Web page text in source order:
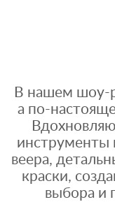
В нашем шоу-
а по-
инструменты
веера,
краски,
выбора и